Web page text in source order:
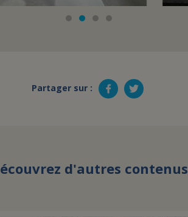
Partager sur :
d'autres contenus